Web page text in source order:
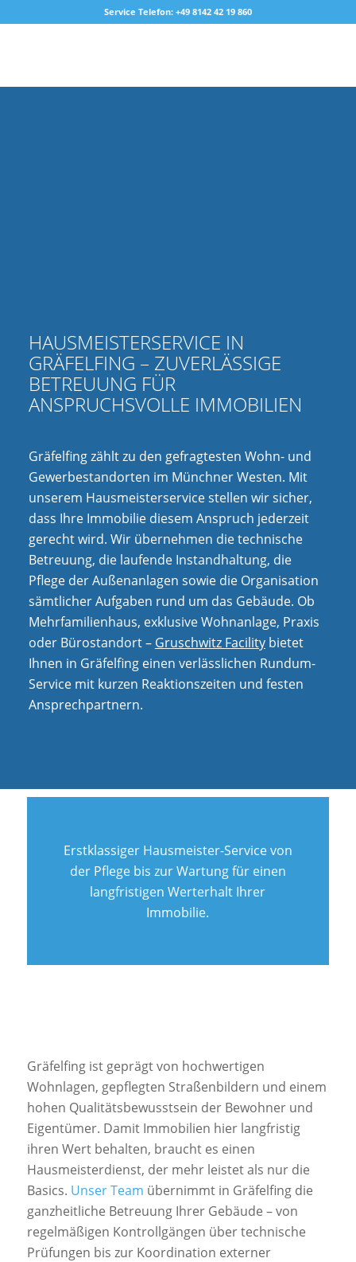
Service Telefon: +49 8142 42 19 860
HAUSMEISTERSERVICE IN
GRÄFELFING – ZUVERLÄSSIGE
BETREUUNG FÜR
ANSPRUCHSVOLLE IMMOBILIEN
Gräfelfing zählt zu den gefragtesten Wohn- und
Gewerbestandorten im Münchner Westen. Mit
unserem Hausmeisterservice stellen wir sicher,
dass Ihre Immobilie diesem Anspruch jederzeit
gerecht wird. Wir übernehmen die technische
Betreuung, die laufende Instandhaltung, die
Pflege der Außenanlagen sowie die Organisation
sämtlicher Aufgaben rund um das Gebäude. Ob
Mehrfamilienhaus, exklusive Wohnanlage, Praxis
oder Bürostandort – Gruschwitz Facilitybietet
Ihnen in Gräfelfing einen verlässlichen Rundum-
Service mit kurzen Reaktionszeiten und festen
Ansprechpartnern.
Erstklassiger Hausmeister-Service von
der Pflege bis zur Wartung für einen
langfristigen Werterhalt Ihrer
Immobilie.
Gräfelfing ist geprägt von hochwertigen
Wohnlagen, gepflegten Straßenbildern und einem
hohen Qualitätsbewusstsein der Bewohner und
Eigentümer. Damit Immobilien hier langfristig
ihren Wert behalten, braucht es einen
Hausmeisterdienst, der mehr leistet als nur die
Basics. Unser Team übernimmt in Gräfelfing die
ganzheitliche Betreuung Ihrer Gebäude – von
regelmäßigen Kontrollgängen über technische
Prüfungen bis zur Koordination externer